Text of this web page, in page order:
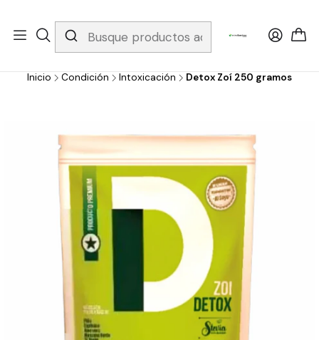
Whatsapp 3229079958/ Fijo 6019251796 / Envios a todo el país y
gratis apartir de 199.000!
Inicio Condición Intoxicación Detox Zoí 250 gramos